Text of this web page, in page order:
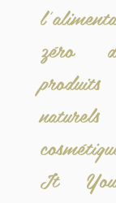
zéro
produits
It